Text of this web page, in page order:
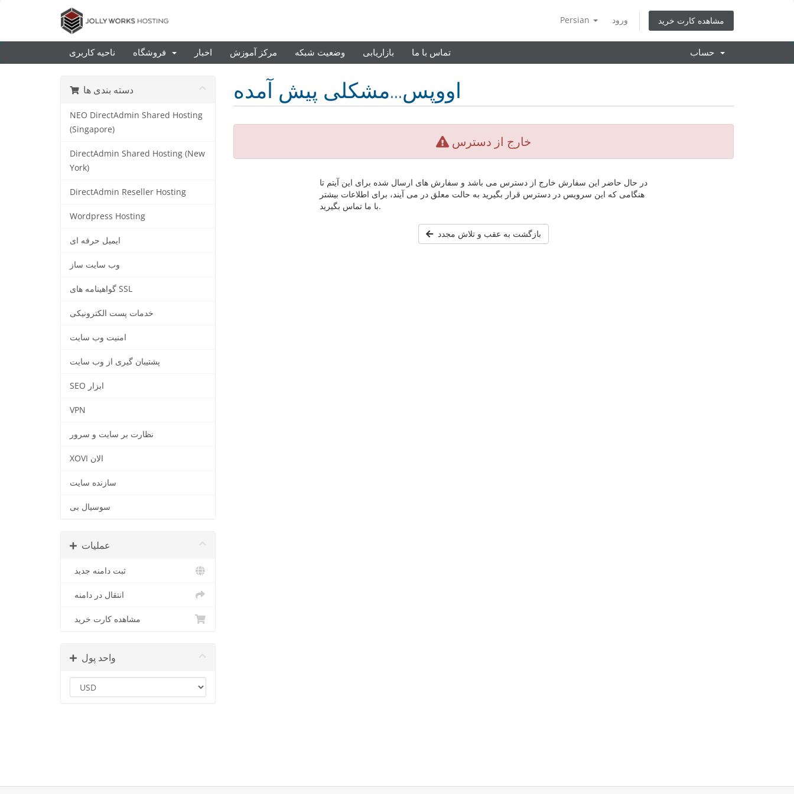
Persian ورود مشاهده کارت خرید
ناحیه کاربری اخبار مرکز آموزش وضعیت شبکه بازاریابی تماس با ما
دسته بندی ها
NEO DirectAdmin Shared Hosting
(Singapore)
DirectAdmin Shared Hosting (New
York)
DirectAdmin Reseller Hosting
Wordpress Hosting
ایمیل حرفه ای
وب سایت ساز
گواهینامه های SSL
خدمات پست الکترونیکی
امنیت وب سایت
پشتیبان گیری از وب سایت
SEO ابزار
VPN
نظارت بر سایت و سرور
XOVI الان
سازنده سایت
سوسیال بی
عملیات
ثبت دامنه جدید
انتقال در دامنه
مشاهده کارت خرید
واحد پول
اووپس...مشکلی پیش آمده
خارج از دسترس
در حال حاضر این سفارش خارج از دسترس می باشد و سفارش های ارسال شده برای این آیتم تا
هنگامی که این سرویس در دسترس قرار بگیرید به حالت معلق در می آیند، برای اطلاعات بیشتر
با ما تماس بگیرید.
بازگشت به عقب و تلاش مجدد